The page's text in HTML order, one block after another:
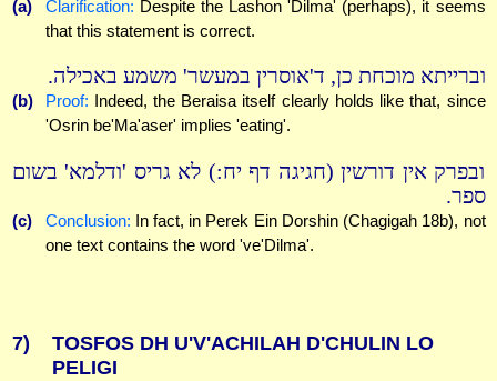
(a) Clarification: Despite the Lashon 'Dilma' (perhaps), it seems
that this statement is correct.
וברייתא מוכחת כן, ד'אוסרין במעשר' משמע באכילה.
(b) Proof: Indeed, the Beraisa itself clearly holds like that, since
'Osrin be'Ma'aser' implies 'eating'.
ובפרק אין דורשין (חגיגה דף יח:) לא גריס 'ודלמא' בשום
ספר.
(c) Conclusion: In fact, in Perek Ein Dorshin (Chagigah 18b), not
one text contains the word 've'Dilma'.
7)
TOSFOS DH U'V'ACHILAH D'CHULIN LO
PELIGI